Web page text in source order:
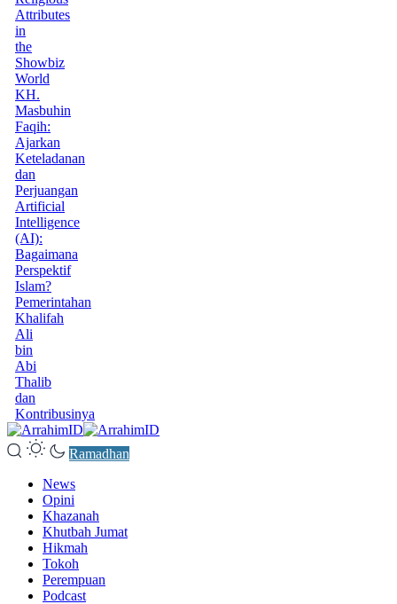
Attributes
in
the
Showbiz
World
KH.
Masbuhin
Faqih:
Ajarkan
Keteladanan
dan
Perjuangan
Artificial
Intelligence
(AI):
Bagaimana
Perspektif
Islam?
Pemerintahan
Khalifah
Ali
bin
Abi
Thalib
dan
Kontribusinya
Ramadhan
News
Opini
Khazanah
Khutbah Jumat
Hikmah
Tokoh
Perempuan
Podcast